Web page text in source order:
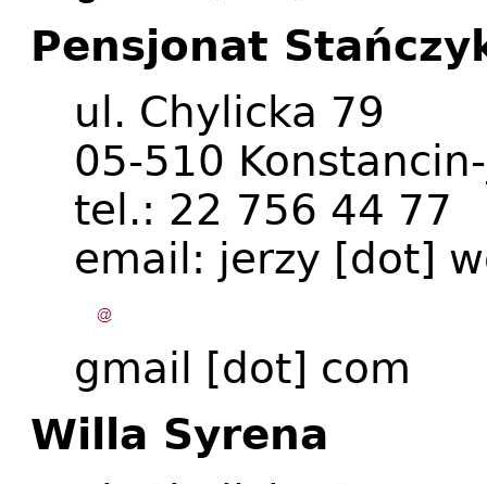
Pensjonat
ul. Chylicka 79
05-510
tel.: 22 756 44 77
email: jerzy [dot]
gmail [dot] com
Willa Syrena